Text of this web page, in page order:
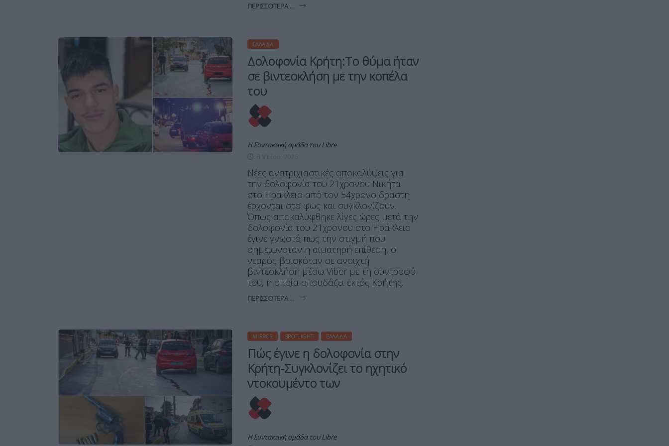
ΠΕΡΙΣΣΌΤΕΡΑ ...
ΕΛΛΆΔΑ
Δολοφονία Κρήτη:Το θύμα ήταν
σε βιντεοκλήση με την κοπέλα
του
Η Συντακτική ομάδα του Libre
Νέες ανατριχιαστικές αποκαλύψεις για
την δολοφονία του 21χρονου Νικήτα
στο Ηράκλειο από τον 54χρονο δράστη
έρχονται στο φως και συγκλονίζουν.
Όπως αποκαλύφθηκε λίγες ώρες μετά την
δολοφονία του 21χρονου στο Ηράκλειο
έγινε γνωστό πως την στιγμή που
σημειωνοταν η αιματηρή επίθεση, ο
νεαρός βρισκόταν σε ανοιχτή
βιντεοκλήση μέσω Viber με τη σύντροφό
του, η οποία σπουδάζει εκτός Κρήτης.
ΠΕΡΙΣΣΌΤΕΡΑ ...
MIRROR SPOTLIGHT ΕΛΛΆΔΑ
Πώς έγινε η δολοφονία στην
Κρήτη-Συγκλονίζει το ηχητικό
ντοκουμέντο των
Η Συντακτική ομάδα του Libre